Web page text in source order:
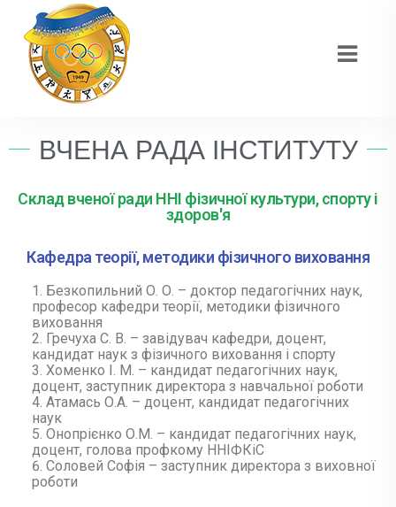
ВЧЕНА РАДА ІНСТИТУТУ
Склад вченої ради ННІ фізичної культури, спорту і
здоров'я
Кафедра теорії, методики фізичного виховання
Безкопильний О. О. – доктор педагогічних наук,
професор кафедри теорії, методики фізичного
виховання
Гречуха С. В. – завідувач кафедри, доцент,
кандидат наук з фізичного виховання і спорту
Хоменко І. М. – кандидат педагогічних наук,
доцент, заступник директора з навчальної роботи
Атамась О.А. – доцент, кандидат педагогічних
наук
Онопрієнко О.М. – кандидат педагогічних наук,
доцент, голова профкому ННІФКіС
Соловей Софія – заступник директора з виховної
роботи